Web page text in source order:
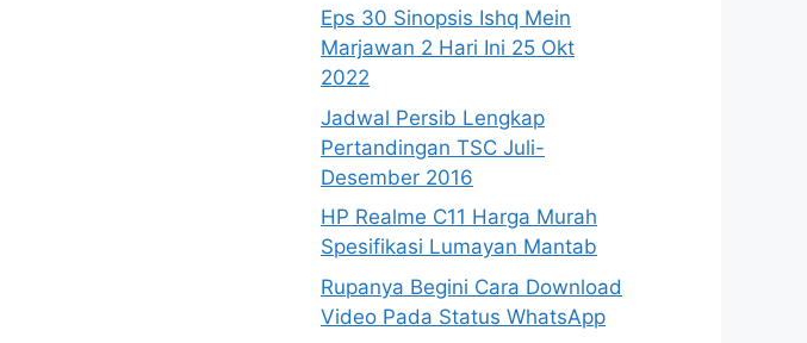
Eps 30 Sinopsis Ishq Mein
Marjawan 2 Hari Ini 25 Okt
2022
Jadwal Persib Lengkap
Pertandingan TSC Juli-
Desember 2016
HP Realme C11 Harga Murah
Spesifikasi Lumayan Mantab
Rupanya Begini Cara Download
Video Pada Status WhatsApp